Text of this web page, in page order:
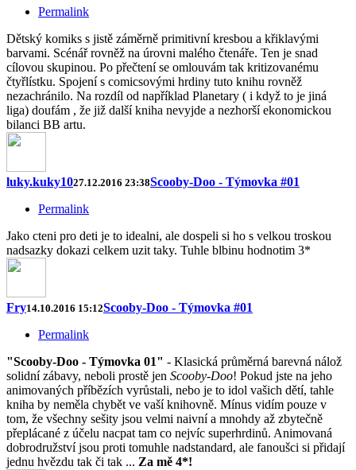
Permalink
Dětský komiks s jistě záměrně primitivní kresbou a křiklavými
barvami. Scénář rovněž na úrovni malého čtenáře. Ten je snad
cílovou skupinou. Po přečtení se omlouvám tak kritizovanému
čtyřlístku. Spojení s comicsovými hrdiny tuto knihu rovněž
nezachránilo. Na rozdíl od například Planetary ( i když to je jiná
liga) doufám , že již další kniha nevyjde a nezhorší ekonomickou
bilanci BB artu.
luky.kuky1027.12.2016 23:38Scooby-Doo - Týmovka #01
Permalink
Jako cteni pro deti je to idealni, ale dospeli si ho s velkou troskou
nadsazky dokazi celkem uzit taky. Tuhle blbinu hodnotim 3*
Fry14.10.2016 15:12Scooby-Doo - Týmovka #01
Permalink
"Scooby-Doo - Týmovka 01" - Klasická průměrná barevná nálož
solidní zábavy, neboli prostě jen Scooby-Doo! Pokud jste na jeho
animovaných příbězích vyrůstali, nebo je to idol vašich dětí, tahle
kniha by neměla chybět ve vaší knihovně. Mínus vidím pouze v
tom, že všechny sešity jsou velmi naivní a mnohdy až zbytečně
přeplácané z účelu nacpat tam co nejvíc superhrdinů. Animovaná
dobrodružství jsou proti tomuhle nadstandard, ale fanoušci si přidají
jednu hvězdu tak či tak ... Za mě 4*!